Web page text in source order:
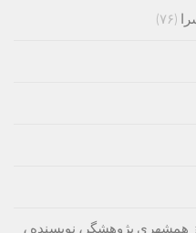
(۷۶)
همشهری پژوهشگر، نویسنده ،